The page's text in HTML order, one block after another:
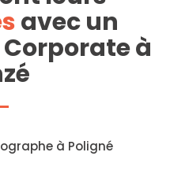
avec un
à
à Poligné